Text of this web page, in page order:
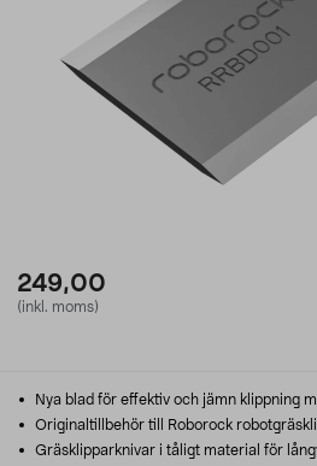
249,00
(inkl. moms)
Nya blad för effektiv och jämn klippning
Originaltillbehör till Roborock
Gräsklipparknivar i tåligt material för